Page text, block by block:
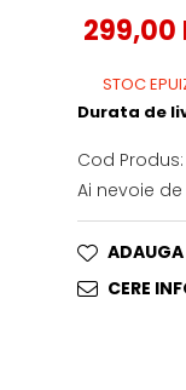
299,00
STOC
Durata de
Cod Produs:
Ai nevoie
ADAUGA
CERE